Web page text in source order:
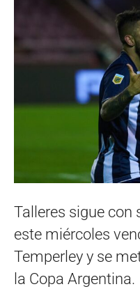
Talleres sigue con
este miércoles
Temperley y se
la Copa Argentina.